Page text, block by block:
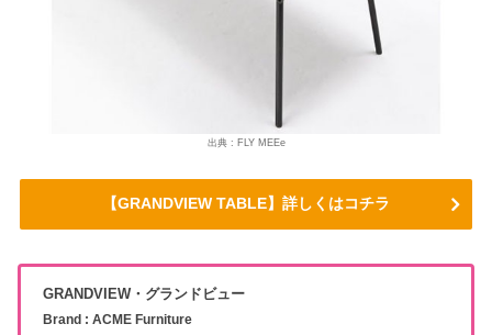
出典 : FLY MEEe
【GRANDVIEW TABLE】詳しくはコチラ
GRANDVIEW・グランドビュー
Brand : ACME Furniture